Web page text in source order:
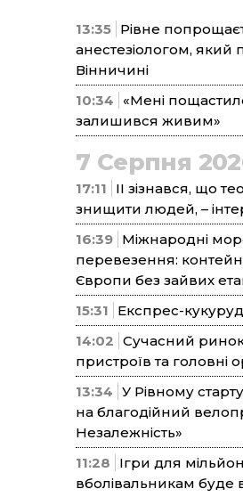
13:35 Рівне
анестезіологом, який
Вінничині
10:34
«Мені
залишився живим»
7 Серпня
17:11
ІІ зізнався, що
знищити людей, –
16:39 Міжнародні
перевезення:
Європи без зайвих
15:31
Експрес-
14:02 Сучасний
пристроїв та головні
13:34 У Рівному
на благодійний
Незалежність»
11:28
Ігри для
вболівальникам буде